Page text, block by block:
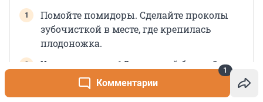
Комментарии
1
Помойте помидоры. Сделайте проколы
зубочисткой в месте, где крепилась
плодоножка.
Уложите на дно 1,5-литровой банки 2
нарезанных пластинками зубчика
чеснока и потом заполните ее